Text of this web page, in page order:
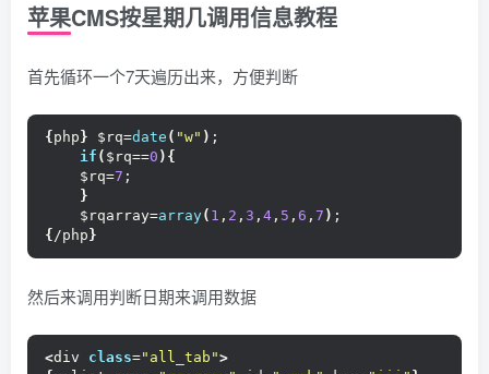
苹果CMS按星期几调用信息教程
首先循环一个7天遍历出来，方便判断
{ php } $rq=date ( "w" ) ;
if ( $rq==0 ){
    $rq=
7 ;
}
    $rqarray=
array( 1 , 2 , 3 , 4 , 5 , 6 , 7 ) ;
{ /php }
然后来调用判断日期来调用数据
<div class="all_tab">